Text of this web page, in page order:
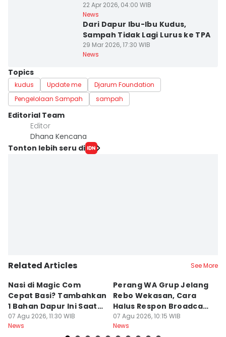
22 Apr 2026, 04:00 WIB
News
Dari Dapur Ibu-Ibu Kudus,
Sampah Tidak Lagi Lurus ke TPA
29 Mar 2026, 17:30 WIB
News
Topics
kudus Update me
Djarum Foundation
Pengelolaan Sampah
sampah
Editorial Team
Editor
Dhana Kencana
Tonton lebih seru di
Related Articles See More
Nasi di Magic Com
Cepat Basi? Tambahkan
1 Bahan Dapur Ini Saat
Menanak, Awet 2 Hari
07 Agu 2026, 11:30 WIB
News
Perang WA Grup Jelang
Rebo Wekasan, Cara
Halus Respon Broadcast
Parno
07 Agu 2026, 10:15 WIB
News